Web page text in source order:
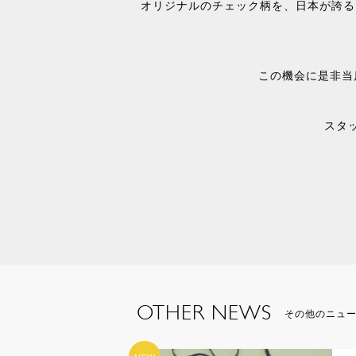
オリジナルのチェック柄を、日本が誇
この機会に是非
スタ
OTHER NEWS その他のニュ